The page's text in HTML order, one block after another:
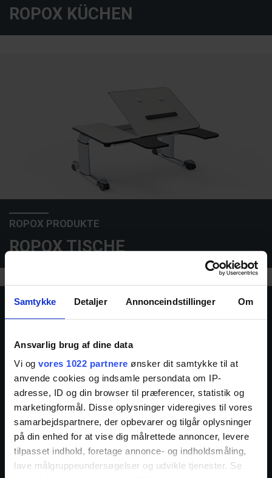
Samtykke Detaljer Annonceindstillinger Om
Ansvarlig brug af dine data
Vi og vores 1022 partnere ønsker dit samtykke til at
anvende cookies og indsamle persondata om IP-
adresse, ID og din browser til præferencer, statistik og
marketingformål. Disse oplysninger videregives til vores
samarbejdspartnere, der opbevarer og tilgår oplysninger
på din enhed for at vise dig målrettede annoncer, levere
tilpasset indhold, foretage annonce- og indholdsmåling,
lave målgruppeundersøgelser og udvikle tjenester. Se
ROPOX KÜCHEN
ROPOX PRODUKTE
ROPOX TISCHE
ROPOX PRODUKTE